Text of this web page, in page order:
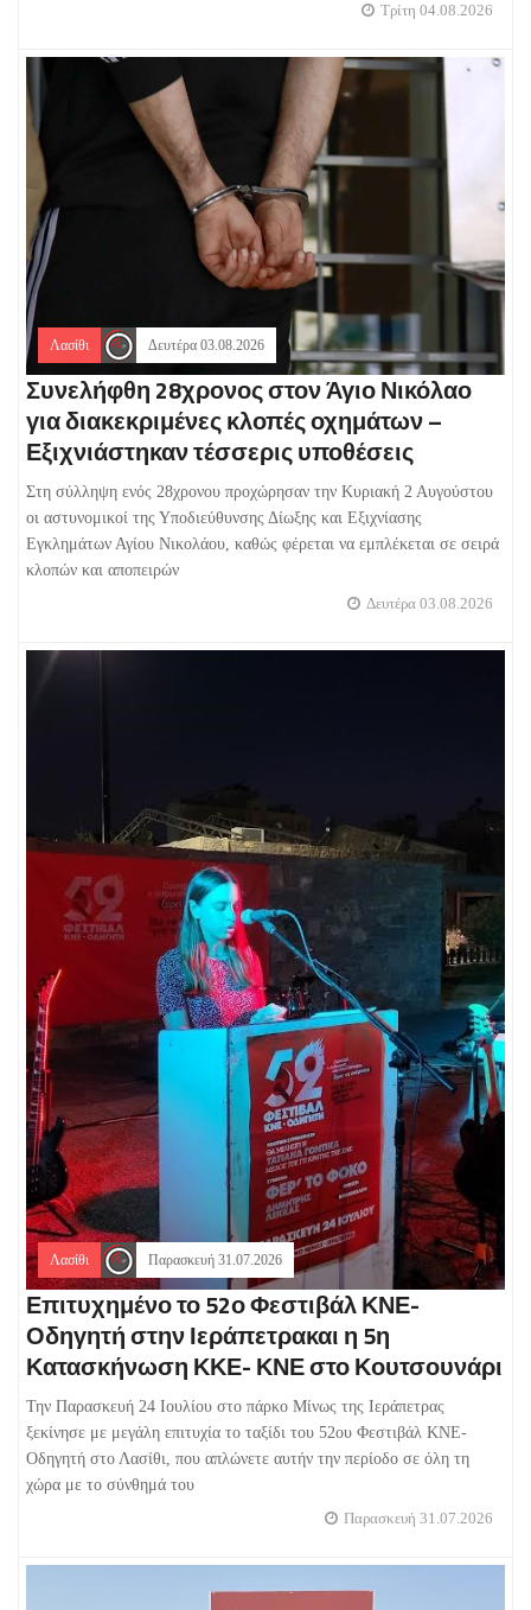
Τρίτη 04.08.2026
Λασίθι Δευτέρα 03.08.2026
Συνελήφθη 28χρονος στον Άγιο Νικόλαο
για διακεκριμένες κλοπές οχημάτων –
Εξιχνιάστηκαν τέσσερις υποθέσεις
Στη σύλληψη ενός 28χρονου προχώρησαν την Κυριακή 2 Αυγούστου
οι αστυνομικοί της Υποδιεύθυνσης Δίωξης και Εξιχνίασης
Εγκλημάτων Αγίου Νικολάου, καθώς φέρεται να εμπλέκεται σε σειρά
κλοπών και αποπειρών
Δευτέρα 03.08.2026
Λασίθι Παρασκευή 31.07.2026
Επιτυχημένο το 52ο Φεστιβάλ ΚΝΕ-
Οδηγητή στην Ιεράπετρακαι η 5η
Κατασκήνωση ΚΚΕ- ΚΝΕ στο Κουτσουνάρι
Την Παρασκευή 24 Ιουλίου στο πάρκο Μίνως της Ιεράπετρας
ξεκίνησε με μεγάλη επιτυχία το ταξίδι του 52ου Φεστιβάλ ΚΝΕ-
Οδηγητή στο Λασίθι, που απλώνετε αυτήν την περίοδο σε όλη τη
χώρα με το σύνθημά του
Παρασκευή 31.07.2026